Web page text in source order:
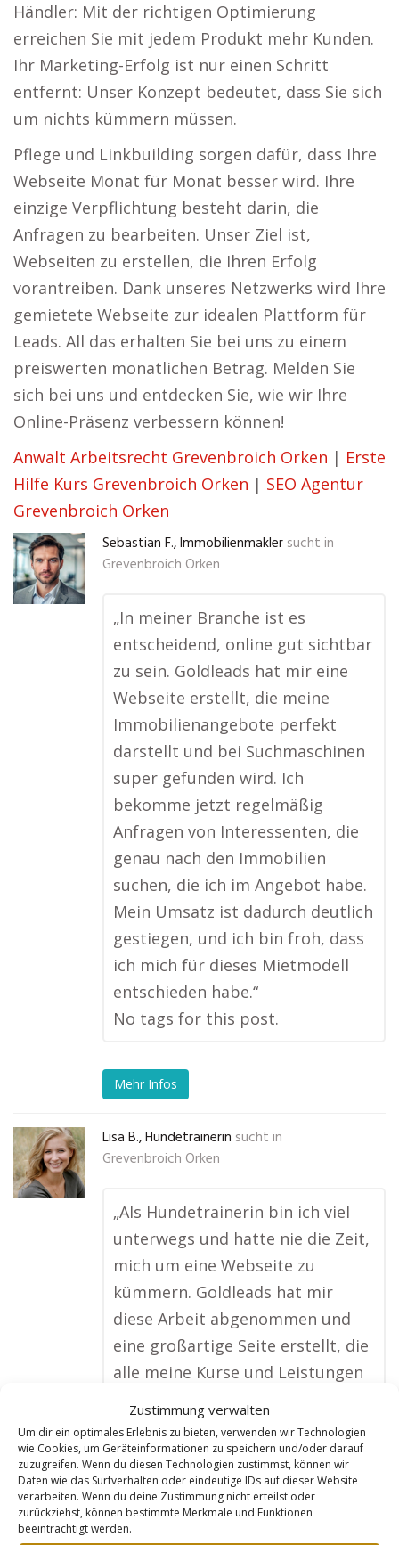
Zustimmung verwalten
Um dir ein optimales Erlebnis zu bieten, verwenden wir Technologien
wie Cookies, um Geräteinformationen zu speichern und/oder darauf
zuzugreifen. Wenn du diesen Technologien zustimmst, können wir
Daten wie das Surfverhalten oder eindeutige IDs auf dieser Website
verarbeiten. Wenn du deine Zustimmung nicht erteilst oder
zurückziehst, können bestimmte Merkmale und Funktionen
beeinträchtigt werden.
Händler: Mit der richtigen Optimierung
erreichen Sie mit jedem Produkt mehr Kunden.
Ihr Marketing-Erfolg ist nur einen Schritt
entfernt: Unser Konzept bedeutet, dass Sie sich
um nichts kümmern müssen.
Pflege und Linkbuilding sorgen dafür, dass Ihre
Webseite Monat für Monat besser wird. Ihre
einzige Verpflichtung besteht darin, die
Anfragen zu bearbeiten. Unser Ziel ist,
Webseiten zu erstellen, die Ihren Erfolg
vorantreiben. Dank unseres Netzwerks wird Ihre
gemietete Webseite zur idealen Plattform für
Leads. All das erhalten Sie bei uns zu einem
preiswerten monatlichen Betrag. Melden Sie
sich bei uns und entdecken Sie, wie wir Ihre
Online-Präsenz verbessern können!
Anwalt Arbeitsrecht Grevenbroich Orken | Erste
Hilfe Kurs Grevenbroich Orken | SEO Agentur
Grevenbroich Orken
Sebastian F., Immobilienmakler sucht in
Grevenbroich Orken
„In meiner Branche ist es
entscheidend, online gut sichtbar
zu sein. Goldleads hat mir eine
Webseite erstellt, die meine
Immobilienangebote perfekt
darstellt und bei Suchmaschinen
super gefunden wird. Ich
bekomme jetzt regelmäßig
Anfragen von Interessenten, die
genau nach den Immobilien
suchen, die ich im Angebot habe.
Mein Umsatz ist dadurch deutlich
gestiegen, und ich bin froh, dass
ich mich für dieses Mietmodell
entschieden habe.“
No tags for this post.
Mehr Infos
Lisa B., Hundetrainerin sucht in
Grevenbroich Orken
„Als Hundetrainerin bin ich viel
unterwegs und hatte nie die Zeit,
mich um eine Webseite zu
kümmern. Goldleads hat mir
diese Arbeit abgenommen und
eine großartige Seite erstellt, die
alle meine Kurse und Leistungen
Hundebesitzer aus meiner Region
ganz einfach online, und ich
bekomme viel mehr Buchungen
als früher. Besonders toll finde
ich, dass die Seite ständig